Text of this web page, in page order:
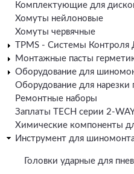
Комплектующие для
Хомуты нейлоновые
Хомуты червячные
TPMS - Системы
Монтажные пасты
Оборудование для
Оборудование для нарезки
Ремонтные наборы
Заплаты TECH серии 2-
Химические компоненты
Инструмент для
Головки ударные для